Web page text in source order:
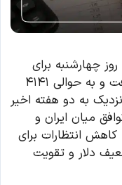
چهارشنبه برای
دومین روز متوالی با قدرت افزایش یافت و به حوالی ۴۱۴۱
به دو هفته اخیر
میان ایران و
کاهش انتظارات برای
دلار و تقویت